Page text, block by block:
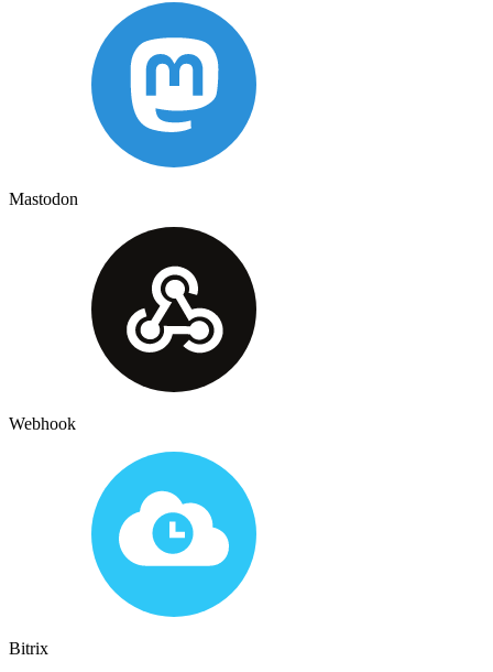
Mastodon
Webhook
Bitrix